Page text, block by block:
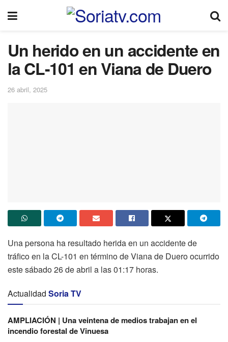
Un herido en un accidente en
la CL-101 en Viana de Duero
26 abril, 2025
Una persona ha resultado herida en un accidente de
tráfico en la CL-101 en término de Viana de Duero ocurrido
este sábado 26 de abril a las 01:17 horas.
Actualidad Soria TV
AMPLIACIÓN | Una veintena de medios trabajan en el
incendio forestal de Vinuesa